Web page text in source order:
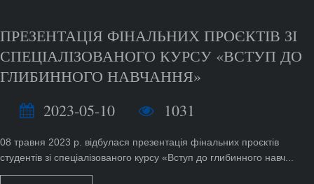
ПРЕЗЕНТАЦІЯ ФІНАЛЬНИХ ПРОЄКТІВ ЗІ
СПЕЦІАЛІЗОВАНОГО КУРСУ «ВСТУП ДО
ГЛИБИННОГО НАВЧАННЯ»
2023-05-10
1031
08 травня 2023 р. відбулася презентація фінальних проєктів
студентів зі спеціалізованого курсу «Вступ до глибинного навч...